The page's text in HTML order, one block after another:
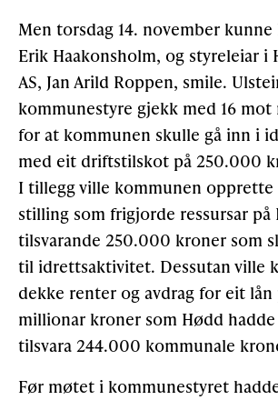
Men torsdag 14. november
Erik Haakonsholm, og styreleiar i
AS, Jan Arild Roppen, smile.
kommunestyre gjekk med 16
for at kommunen skulle gå inn i
med eit driftstilskot på 250.000
I tillegg ville kommunen
stilling som frigjorde ressursar på
tilsvarande 250.000 kroner som
til idrettsaktivitet. Dessutan ville
dekke renter og avdrag for eit lån
millionar kroner som Hødd
tilsvara 244.000 kommunale
Før møtet i kommunestyret